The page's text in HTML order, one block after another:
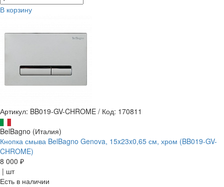
В корзину
Артикул: BB019-GV-CHROME / Код: 170811
BelBagno (Италия)
Кнопка смыва BelBagno Genova, 15x23x0,65 см, хром (BB019-GV-
CHROME)
8 000 ₽
| шт
Есть в наличии